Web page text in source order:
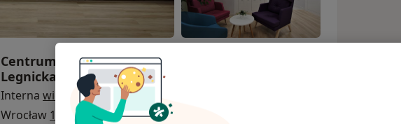
Centrum Medyczne LUX MED – Wrocław, ul.
Legnicka 51/53
Interna więcej
Wrocław 1 adres